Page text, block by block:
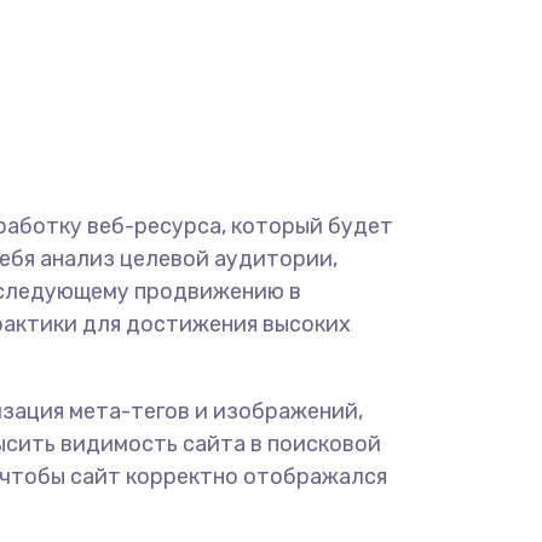
веб-ресурса, который будет
анализ целевой аудитории,
продвижению в
для достижения высоких
мета-тегов и изображений,
видимость сайта в поисковой
сайт корректно отображался